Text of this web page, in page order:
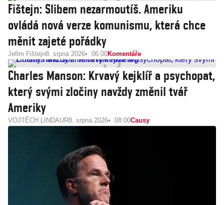
Fištejn: Slibem nezarmoutíš. Ameriku
ovládá nová verze komunismu, která chce
měnit zajeté pořádky
Jefim Fištejn8. srpna 2026 06:00Komentáře
Charles Manson: Krvavý kejklíř a psychopat,
který svými zločiny navždy změnil tvář
Ameriky
VOJTĚCH LINDAUR8. srpna 2026 08:00Causy